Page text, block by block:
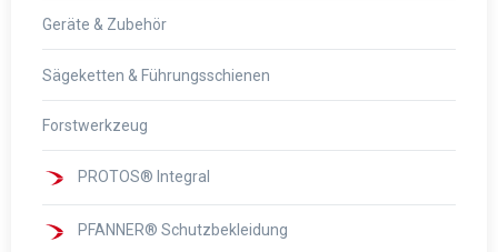
Geräte & Zubehör
Sägeketten & Führungsschienen
Forstwerkzeug
PROTOS® Integral
PFANNER® Schutzbekleidung